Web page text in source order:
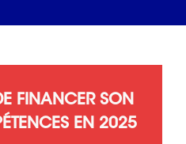
FINANCER SON
EN 2025